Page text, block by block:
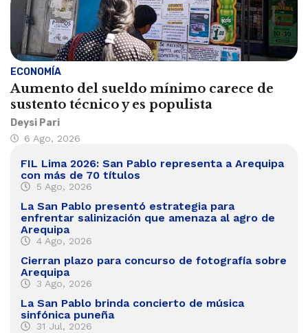
ECONOMÍA
Aumento del sueldo mínimo carece de
sustento técnico y es populista
Deysi Pari
6 Ago, 2026
FIL Lima 2026: San Pablo representa a Arequipa
con más de 70 títulos
5 Ago, 2026
La San Pablo presentó estrategia para
enfrentar salinización que amenaza al agro de
Arequipa
4 Ago, 2026
Cierran plazo para concurso de fotografía sobre
Arequipa
3 Ago, 2026
La San Pablo brinda concierto de música
sinfónica puneña
31 Jul, 2026